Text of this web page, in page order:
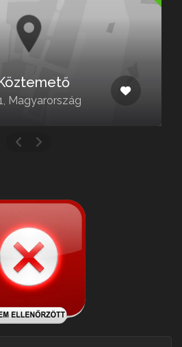
Magyarország